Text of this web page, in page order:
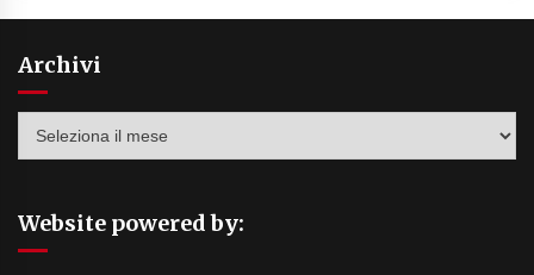
Archivi
Website powered by: